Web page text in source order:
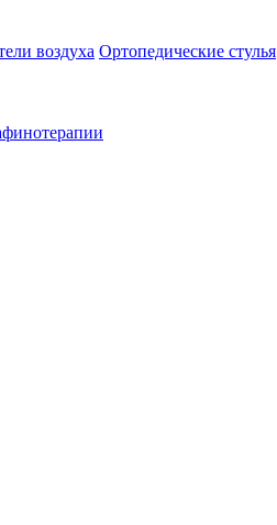
воздуха Ортопедические стулья